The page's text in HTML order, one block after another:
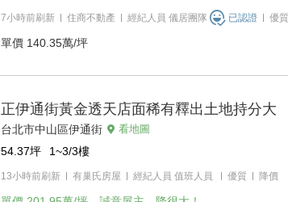
7小時前刷新 住商不動產 經紀人員 儀居團隊 已認證 優質
單價 140.35萬/坪
正伊通街黃金透天店面稀有釋出土地持分大
台北市中山區伊通街 看地圖
54.37坪 1~3/3樓
13小時前刷新 有巢氏房屋 經紀人員 值班人員 優質 降價